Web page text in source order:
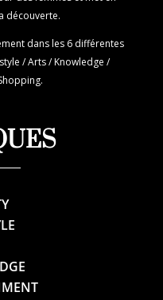
découverte.
dans les 6 différentes
/ Arts / Knowledge /